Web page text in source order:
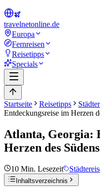
travelnetonline.de
Europa
Fernreisen
Reisetipps
Specials
Startseite Reisetipps
Entdeckungsreise im Herzen
Atlanta, Georgia:
Herzen des Südens
10 Min. Lesezeit
Inhaltsverzeichnis